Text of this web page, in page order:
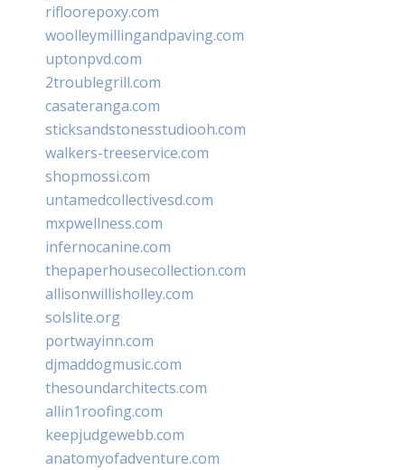
rifloorepoxy.com
woolleymillingandpaving.com
uptonpvd.com
2troublegrill.com
casateranga.com
sticksandstonesstudiooh.com
walkers-treeservice.com
shopmossi.com
untamedcollectivesd.com
mxpwellness.com
infernocanine.com
thepaperhousecollection.com
allisonwillisholley.com
solslite.org
portwayinn.com
djmaddogmusic.com
thesoundarchitects.com
allin1roofing.com
keepjudgewebb.com
anatomyofadventure.com